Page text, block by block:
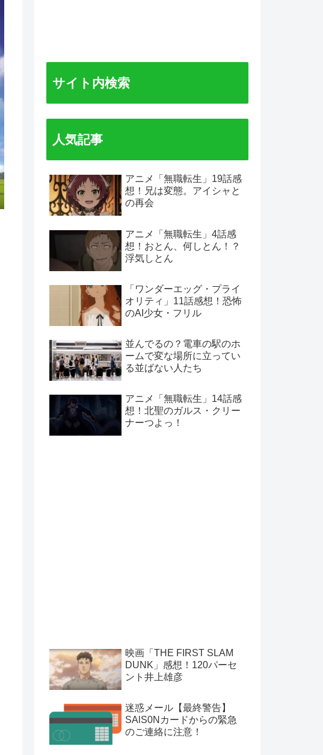
サイト内検索
人気記事
アニメ「無職転生」19話感
想！兄は変態。アイシャと
の再会
アニメ「無職転生」4話感
想！おとん、何しとん！？
浮気しとん
「ワンダーエッグ・プライ
オリティ」11話感想！恐怖
のAI少女・フリル
並んでるの？電車の駅のホ
ームで変な場所に立ってい
る並ばない人たち
アニメ「無職転生」14話感
想！北聖のガルス・クリー
ナーつよっ！
映画「THE FIRST SLAM
DUNK」感想！120パーセ
ント井上雄彦
迷惑メール【最終警告】
SAlS0Nカードからの緊急
のご連絡に注意！